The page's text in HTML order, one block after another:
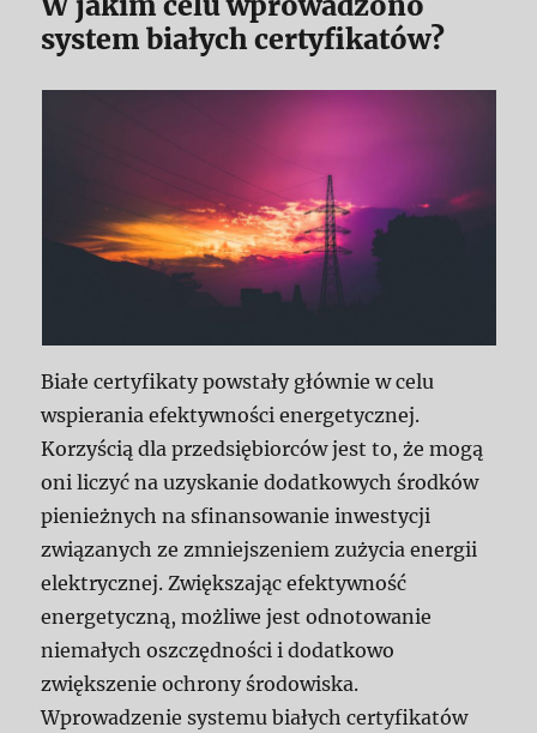
system białych certyfikatów?
Białe certyfikaty powstały głównie w celu
wspierania efektywności energetycznej.
Korzyścią dla przedsiębiorców jest to, że mogą
oni liczyć na uzyskanie dodatkowych środków
pienieżnych na sfinansowanie inwestycji
związanych ze zmniejszeniem zużycia energii
elektrycznej. Zwiększając efektywność
energetyczną, możliwe jest odnotowanie
niemałych oszczędności i dodatkowo
zwiększenie ochrony środowiska.
Wprowadzenie systemu białych certyfikatów